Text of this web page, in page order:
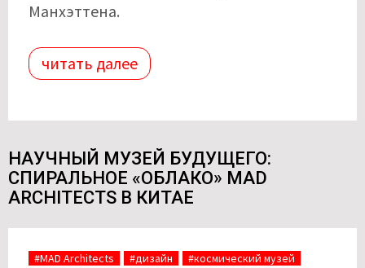
Манхэттена.
читать далее
НАУЧНЫЙ МУЗЕЙ БУДУЩЕГО:
СПИРАЛЬНОЕ «ОБЛАКО» MAD
ARCHITECTS В КИТАЕ
#MAD Architects #дизайн
#космический музей